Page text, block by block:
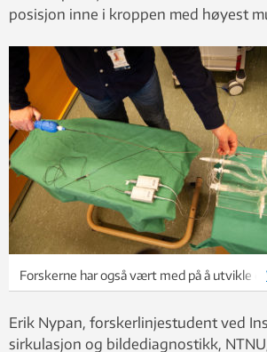
posisjon inne i kroppen med høyest
Forskerne har også vært med på å utvikle et
styrbart kateter som gjør det enklere og
tidkrevende å manøvrere i kompleks
Håvard Egge
Erik Nypan, forskerlinjestudent ved
sirkulasjon og bildediagnostikk,